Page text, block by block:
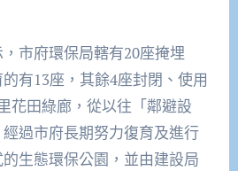
市府環保局轄有20座掩埋
有13座，其餘4座封閉、使用
花田綠廊，從以往「鄰避設
過市府長期努力復育及進行
生態環保公園，並由建設局